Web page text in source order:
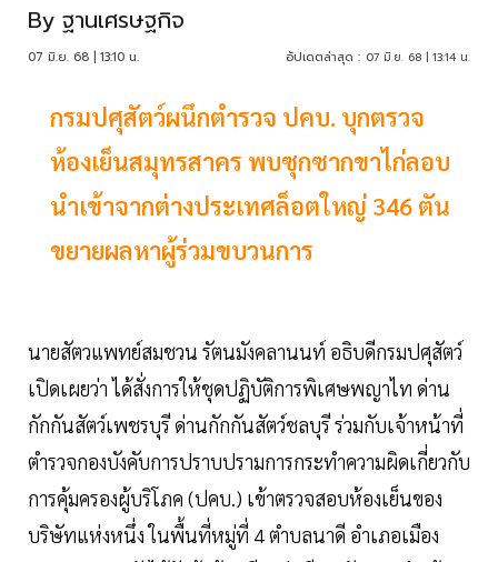
By ฐานเศรษฐกิจ
07 มิ.ย. 68 | 13:10 น. อัปเดตล่าสุด : 07 มิ.ย. 68 | 13:14 น.
กรมปศุสัตว์ผนึกตำรวจ ปคบ. บุกตรวจ
ห้องเย็นสมุทรสาคร พบซุกซากขาไก่ลอบ
นำเข้า​จากต่างประเทศล็อตใหญ่ 346 ตัน
ขยายผลหาผู้ร่วมขบวนการ
นายสัตวแพทย์สมชวน รัตนมังคลานนท์ อธิบดีกรมปศุสัตว์
เปิดเผยว่า ได้สั่งการให้ชุดปฏิบัติการพิเศษพญาไท ด่าน
กักกันสัตว์เพชรบุรี ด่านกักกันสัตว์ชลบุรี ร่วมกับเจ้าหน้าที่
ตำรวจกองบังคับการปราบปรามการกระทำความผิดเกี่ยวกับ
การคุ้มครองผู้บริโภค (ปคบ.) เข้าตรวจสอบห้องเย็นของ
บริษัทแห่งหนึ่ง ในพื้นที่หมู่ที่ 4 ตำบลนาดี อำเภอเมือง